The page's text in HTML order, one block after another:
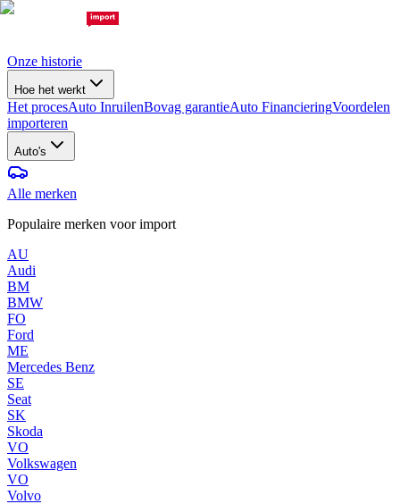
Onze historie
Hoe het werkt
Het procesAuto InruilenBovag garantieAuto FinancieringVoordelen
importeren
Auto's
Alle merken
Populaire merken voor import
AU
Audi
BM
BMW
FO
Ford
ME
Mercedes Benz
SE
Seat
SK
Skoda
VO
Volkswagen
VO
Volvo